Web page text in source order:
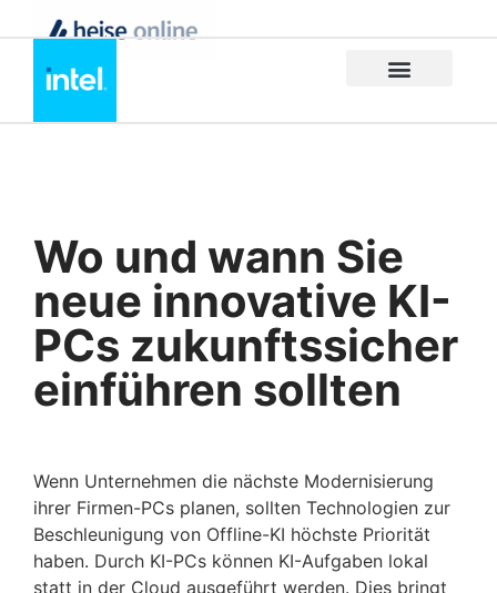
Wo und wann Sie
neue innovative KI-
PCs zukunftssicher
einführen sollten
Wenn Unternehmen die nächste Modernisierung
ihrer Firmen-PCs planen, sollten Technologien zur
Beschleunigung von Offline-KI höchste Priorität
haben. Durch KI-PCs können KI-Aufgaben lokal
statt in der Cloud ausgeführt werden. Dies bringt